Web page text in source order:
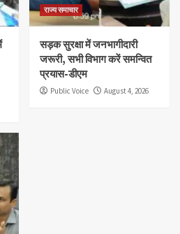
राज्य समाचार
सड़क सुरक्षा में जनभागीदारी
जरूरी, सभी विभाग करें समन्वित
प्रयास-डीएम
Public Voice August 4, 2026